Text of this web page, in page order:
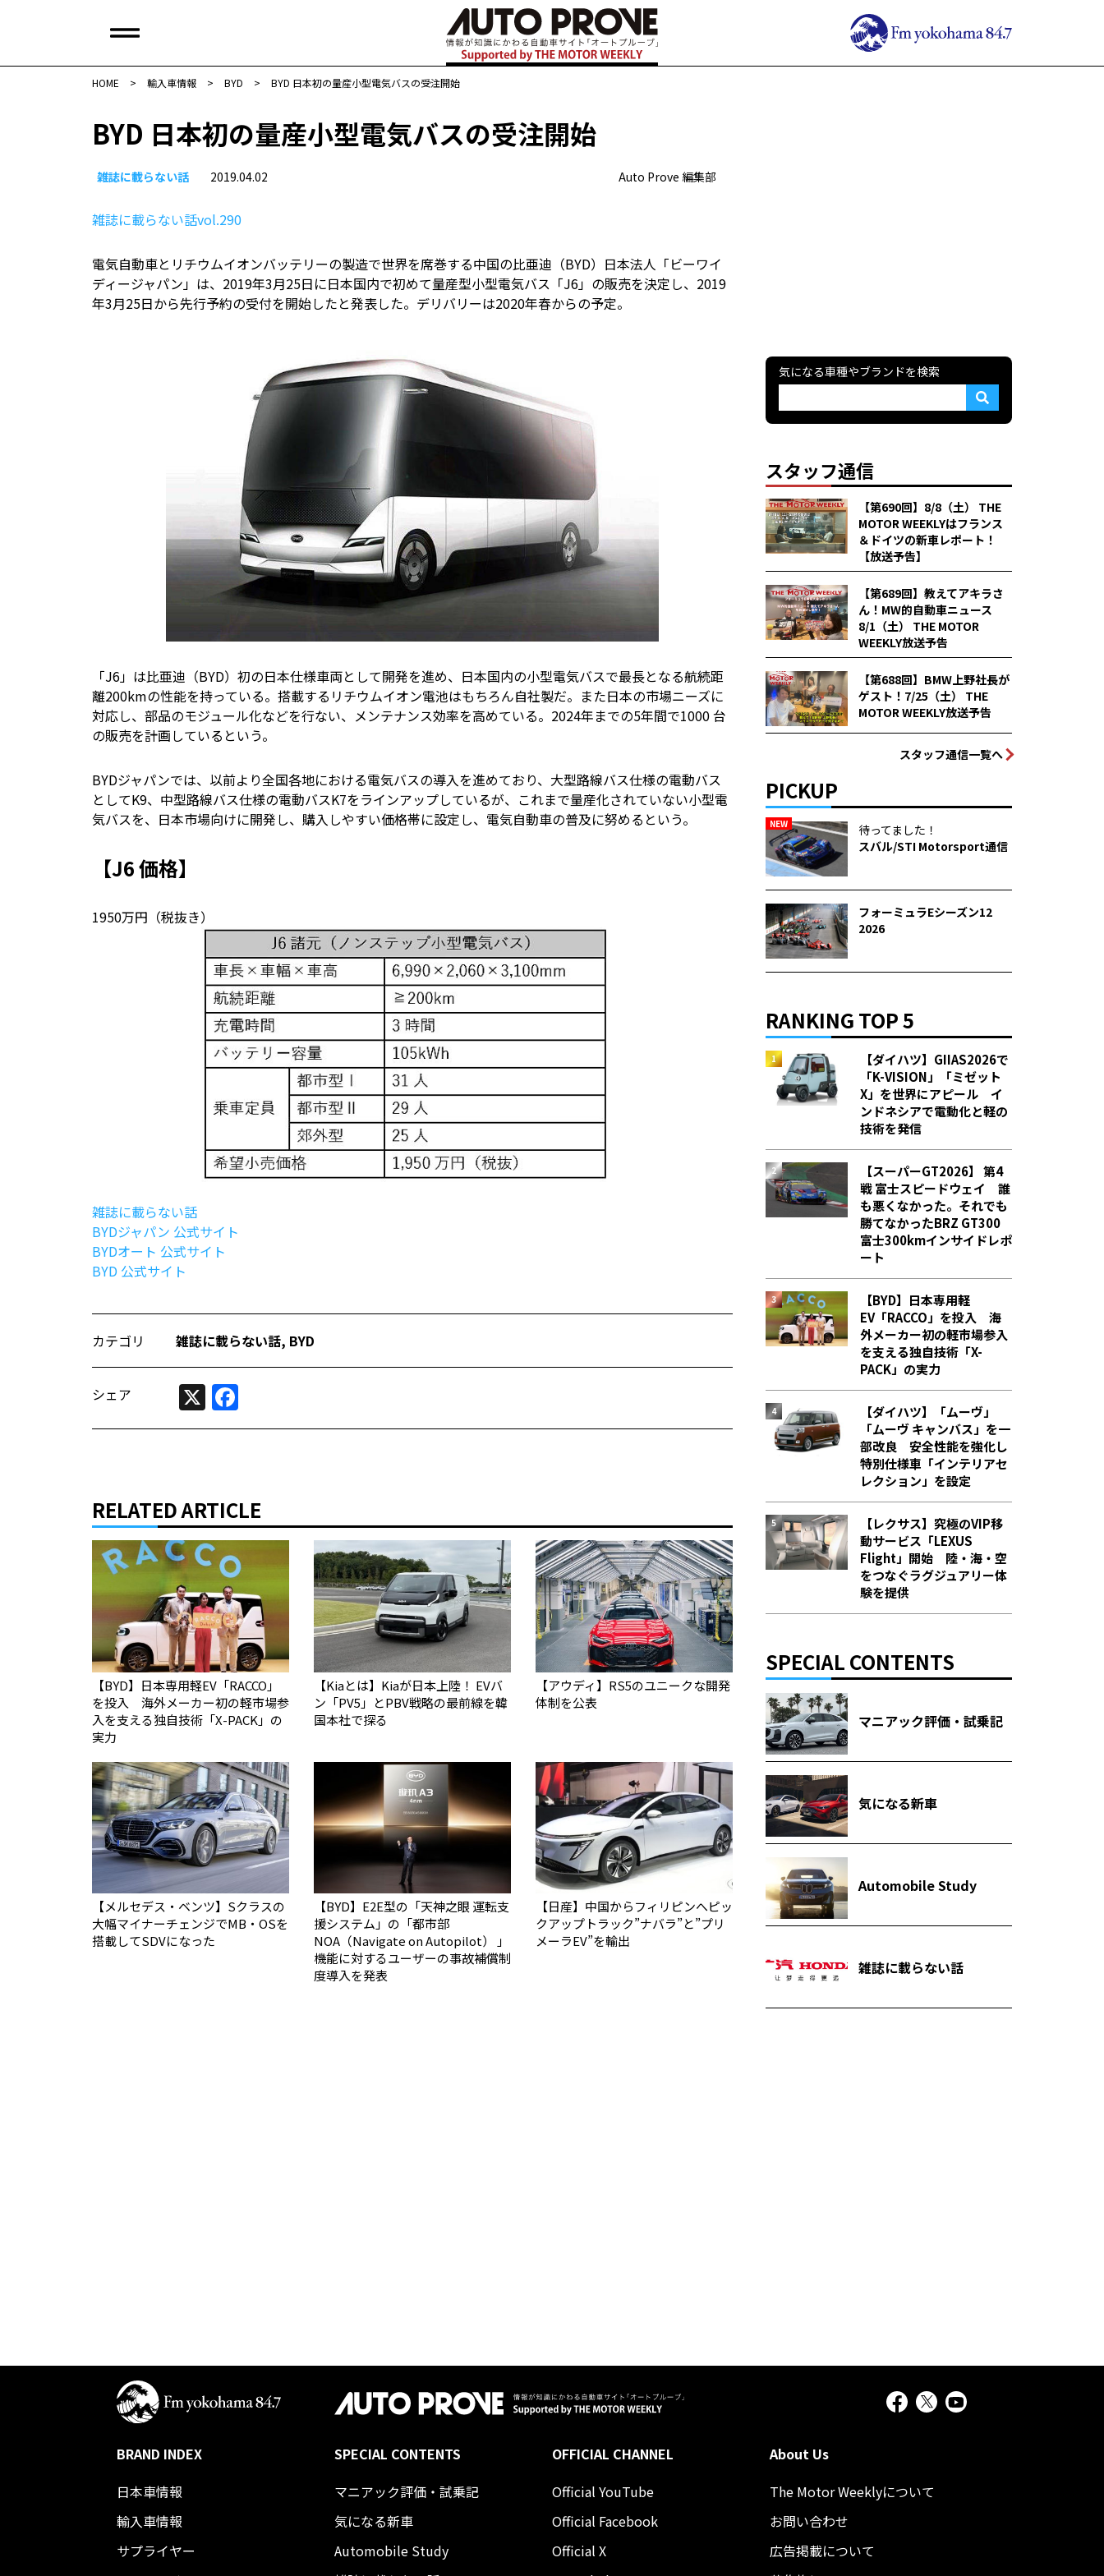
HOME > 輸入車情報 > BYD > BYD 日本初の量産小型電気バスの受注開始
BYD 日本初の量産小型電気バスの受注開始
雑誌に載らない話 2019.04.02 Auto Prove 編集部
雑誌に載らない話vol.290
電気自動車とリチウムイオンバッテリーの製造で世界を席巻する中国の比亜迪（BYD）日本法人「ビーワイ
ディージャパン」は、2019年3月25日に日本国内で初めて量産型小型電気バス「J6」の販売を決定し、2019
年3月25日から先行予約の受付を開始したと発表した。デリバリーは2020年春からの予定。
「J6」は比亜迪（BYD）初の日本仕様車両として開発を進め、日本国内の小型電気バスで最長となる航続距
離200kmの性能を持っている。搭載するリチウムイオン電池はもちろん自社製だ。また日本の市場ニーズに
対応し、部品のモジュール化などを行ない、メンテナンス効率を高めている。2024年までの5年間で1000 台
の販売を計画しているという。
BYDジャパンでは、以前より全国各地における電気バスの導入を進めており、大型路線バス仕様の電動バス
としてK9、中型路線バス仕様の電動バスK7をラインアップしているが、これまで量産化されていない小型電
気バスを、日本市場向けに開発し、購入しやすい価格帯に設定し、電気自動車の普及に努めるという。
【J6 価格】
1950万円（税抜き）
雑誌に載らない話
BYDジャパン 公式サイト
BYDオート 公式サイト
BYD 公式サイト
カテゴリ 雑誌に載らない話, BYD
シェア X
RELATED ARTICLE
【BYD】日本専用軽EV「RACCO」
を投入 海外メーカー初の軽市場参
入を支える独自技術「X-PACK」の
実力
【Kiaとは】Kiaが日本上陸！ EVバ
ン「PV5」とPBV戦略の最前線を韓
国本社で探る
【アウディ】RS5のユニークな開発
体制を公表
【メルセデス・ベンツ】Sクラスの
大幅マイナーチェンジでMB・OSを
搭載してSDVになった
【BYD】E2E型の「天神之眼 運転支
援システム」の「都市部
NOA（Navigate on Autopilot） 」
機能に対するユーザーの事故補償制
度導入を発表
【日産】中国からフィリピンへピッ
クアップトラック”ナバラ”と”プリ
メーラEV”を輸出
気になる車種やブランドを検索
スタッフ通信
【第690回】8/8（土） THE
MOTOR WEEKLYはフランス
＆ドイツの新車レポート！
【放送予告】
【第689回】教えてアキラさ
ん！MW的自動車ニュース
8/1（土） THE MOTOR
WEEKLY放送予告
【第688回】BMW上野社長が
ゲスト！7/25（土） THE
MOTOR WEEKLY放送予告
スタッフ通信一覧へ
PICKUP
NEW
待ってました！
スバル/STI Motorsport通信
フォーミュラEシーズン12
2026
RANKING TOP 5
【ダイハツ】GIIAS2026で
「K-VISION」「ミゼット
X」を世界にアピール イ
ンドネシアで電動化と軽の
技術を発信
【スーパーGT2026】 第4
戦 富士スピードウェイ 誰
も悪くなかった。それでも
勝てなかった――BRZ GT300
富士300kmインサイドレポ
ート
【BYD】日本専用軽
EV「RACCO」を投入 海
外メーカー初の軽市場参入
を支える独自技術「X-
PACK」の実力
【ダイハツ】「ムーヴ」
「ムーヴ キャンバス」を一
部改良 安全性能を強化し
特別仕様車「インテリアセ
レクション」を設定
【レクサス】究極のVIP移
動サービス「LEXUS
Flight」開始 陸・海・空
をつなぐラグジュアリー体
験を提供
SPECIAL CONTENTS
マニアック評価・試乗記
気になる新車
Automobile Study
雑誌に載らない話
BRAND INDEX
日本車情報​
輸入車情報
サプライヤー
SPECIAL CONTENTS
マニアック評価・試乗記
気になる新車
Automobile Study
OFFICIAL CHANNEL
Official YouTube
Official Facebook
Official X
About Us
The Motor Weeklyについて
お問い合わせ
広告掲載について